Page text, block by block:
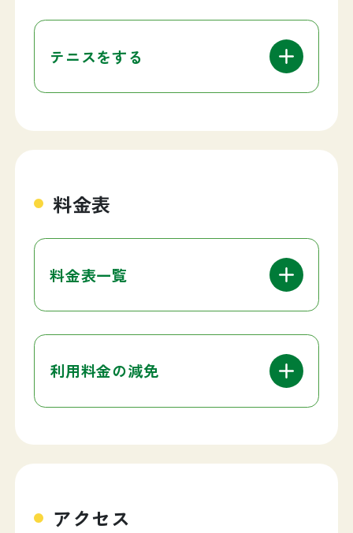
テニスをする
料金表
料金表一覧
利用料金の減免
アクセス